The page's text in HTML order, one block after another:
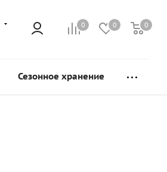
0 0 0
Сезонное хранение